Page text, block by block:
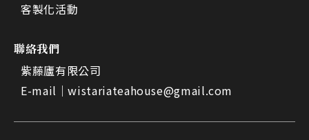
客製化活動
聯絡我們
紫藤廬有限公司
E-mail｜wistariateahouse@gmail.com